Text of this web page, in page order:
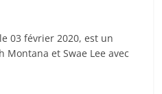
03 février 2020, est un
et Swae Lee avec